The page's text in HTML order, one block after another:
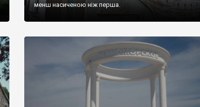
менш насиченою ніж перша.